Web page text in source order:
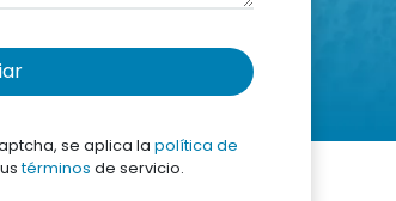
se aplica la política de
términos de servicio.